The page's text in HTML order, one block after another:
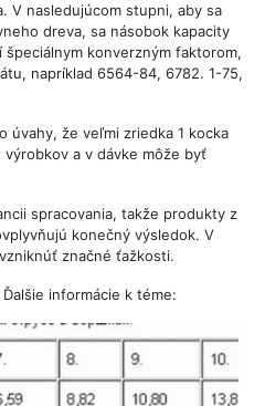
V nasledujúcom stupni, aby sa
dreva, sa násobok kapacity
konverzným faktorom,
napríklad 6564-84, 6782. 1-75,
úvahy, že veľmi zriedka 1 kocka
a v dávke môže byť
spracovania, takže produkty z
konečný výsledok. V
značné ťažkosti.
informácie k téme: